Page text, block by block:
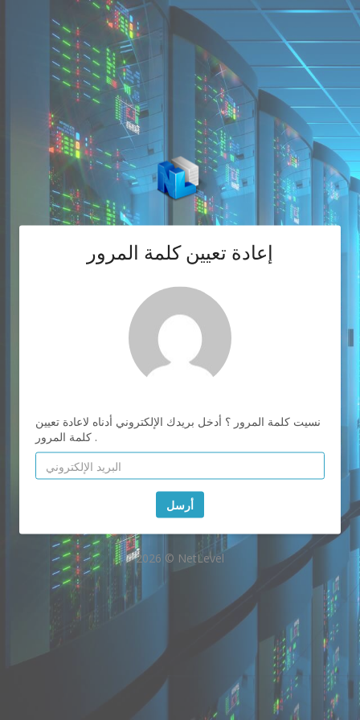
إعادة تعيين كلمة المرور
نسيت كلمة المرور ؟ أدخل بريدك الإلكتروني أدناه لاعادة تعيين
كلمة المرور .
أرسل
2026 © NetLevel